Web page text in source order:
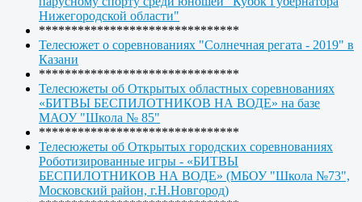
Нижегородской области"
*******************************
Телесюжет о соревнованиях "Солнечная регата - 2019" в
Казани
*******************************
Телесюжеты об Открытых областных соревнованиях
«БИТВЫ БЕСПИЛОТНИКОВ НА ВОДЕ» на базе
МАОУ "Школа № 85"
*******************************
Телесюжеты об Открытых городских соревнованиях
Роботизированные игры - «БИТВЫ
БЕСПИЛОТНИКОВ НА ВОДЕ» (МБОУ "Школа №73",
Московский район, г.Н.Новгород)